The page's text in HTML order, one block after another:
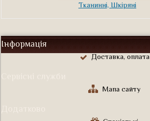
Тканинні, Шкіряні
Інформація
Доставка, оплата
Мапа сайту